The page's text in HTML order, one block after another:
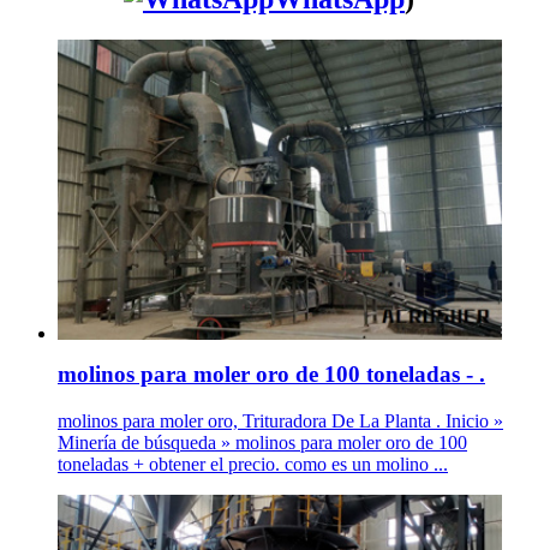
molinos para moler oro de 100 toneladas - .
molinos para moler oro, Trituradora De La Planta . Inicio »
Minería de búsqueda » molinos para moler oro de 100
toneladas + obtener el precio. como es un molino ...